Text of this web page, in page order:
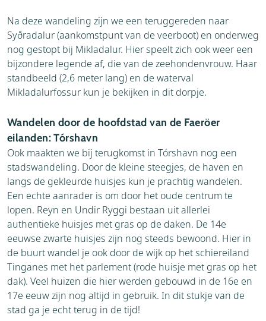
Na deze wandeling zijn we een teruggereden naar
Syðradalur (aankomstpunt van de veerboot) en onderweg
nog gestopt bij Mikladalur. Hier speelt zich ook weer een
bijzondere legende af, die van de zeehondenvrouw. Haar
standbeeld (2,6 meter lang) en de waterval
Mikladalurfossur kun je bekijken in dit dorpje.
Wandelen door de hoofdstad van de Faeröer
eilanden: Tórshavn
Ook maakten we bij terugkomst in Tórshavn nog een
stadswandeling. Door de kleine steegjes, de haven en
langs de gekleurde huisjes kun je prachtig wandelen.
Een echte aanrader is om door het oude centrum te
lopen. Reyn en Undir Ryggi bestaan uit allerlei
authentieke huisjes met gras op de daken. De 14e
eeuwse zwarte huisjes zijn nog steeds bewoond. Hier in
de buurt wandel je ook door de wijk op het schiereiland
Tinganes met het parlement (rode huisje met gras op het
dak). Veel huizen die hier werden gebouwd in de 16e en
17e eeuw zijn nog altijd in gebruik. In dit stukje van de
stad ga je echt terug in de tijd!